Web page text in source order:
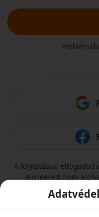
A folytatással elfogadod
elismered, hogy